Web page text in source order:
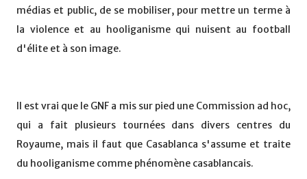
médias et public, de se mobiliser, pour mettre un terme à
la violence et au hooliganisme qui nuisent au football
d'élite et à son image.
Il est vrai que le GNF a mis sur pied une Commission ad hoc,
qui a fait plusieurs tournées dans divers centres du
Royaume, mais il faut que Casablanca s'assume et traite
du hooliganisme comme phénomène casablancais.